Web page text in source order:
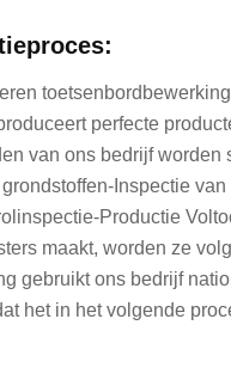
perfecte
van ons bedrijf
Inspectie
Productie
maakt, worden ze
gebruikt ons bedrijf
het in het volgende